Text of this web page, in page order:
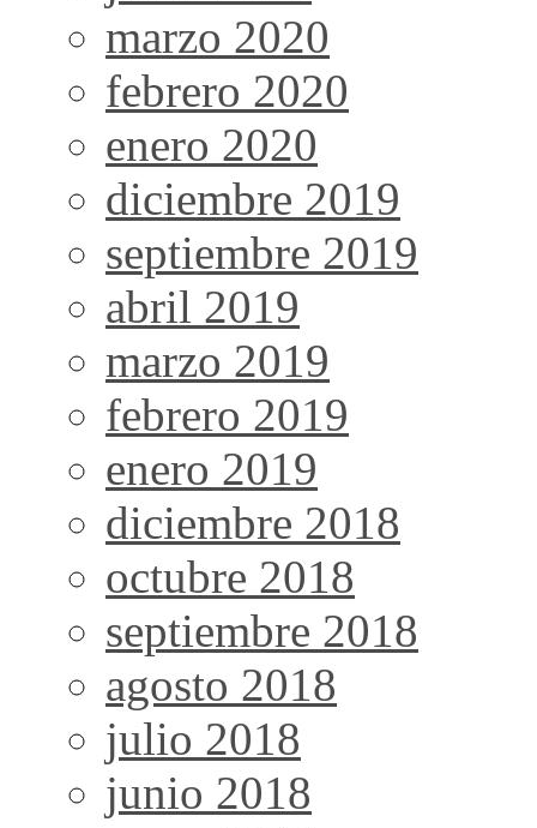
marzo 2020
febrero 2020
enero 2020
diciembre 2019
septiembre 2019
abril 2019
marzo 2019
febrero 2019
enero 2019
diciembre 2018
octubre 2018
septiembre 2018
agosto 2018
julio 2018
junio 2018